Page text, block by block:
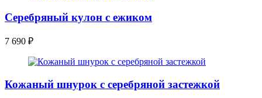
Серебряный кулон с ежиком
7 690 ₽
Кожаный шнурок с серебряной застежкой